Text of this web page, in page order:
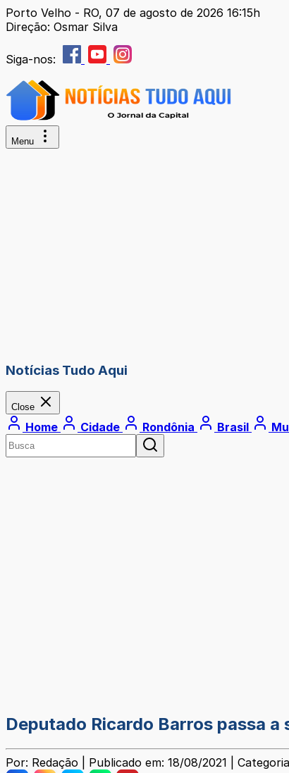
Porto Velho - RO, 07 de agosto de 2026 16:15h
Direção: Osmar Silva
Siga-nos:
Menu
Notícias Tudo Aqui
Close
Home Cidade Rondônia Brasil
Deputado Ricardo Barros passa
Por: Redação | Publicado em: 18/08/2021 |